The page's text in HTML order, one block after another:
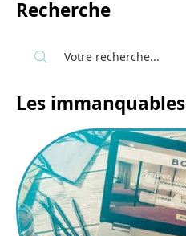
Recherche
Les immanquables